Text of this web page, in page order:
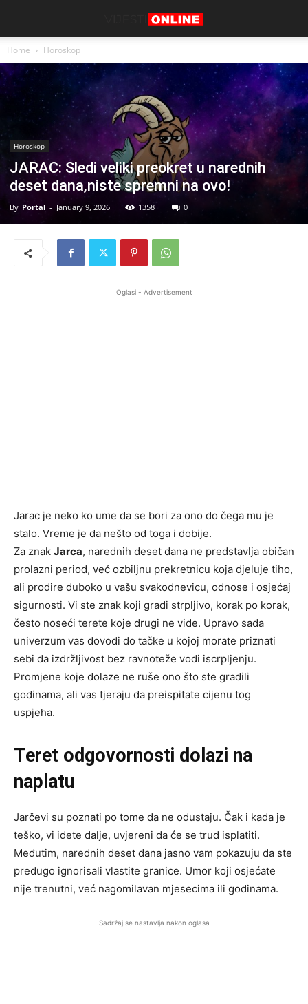
Home Horoskop
Horoskop
JARAC: Sledi veliki preokret u narednih
deset dana,niste spremni na ovo!
By Portal - January 9, 2026 1358 0
Oglasi - Advertisement
Jarac je neko ko ume da se bori za ono do čega mu je
stalo. Vreme je da nešto od toga i dobije.
Za znak Jarca, narednih deset dana ne predstavlja običan
prolazni period, već ozbiljnu prekretnicu koja djeluje tiho,
ali prodire duboko u vašu svakodnevicu, odnose i osjećaj
sigurnosti. Vi ste znak koji gradi strpljivo, korak po korak,
često noseći terete koje drugi ne vide. Upravo sada
univerzum vas dovodi do tačke u kojoj morate priznati
sebi da izdržljivost bez ravnoteže vodi iscrpljenju.
Promjene koje dolaze ne ruše ono što ste gradili
godinama, ali vas tjeraju da preispitate cijenu tog
uspjeha.
Teret odgovornosti dolazi na
naplatu
Jarčevi su poznati po tome da ne odustaju. Čak i kada je
teško, vi idete dalje, uvjereni da će se trud isplatiti.
Međutim, narednih deset dana jasno vam pokazuju da ste
predugo ignorisali vlastite granice. Umor koji osjećate
nije trenutni, već nagomilavan mjesecima ili godinama.
Sadržaj se nastavlja nakon oglasa